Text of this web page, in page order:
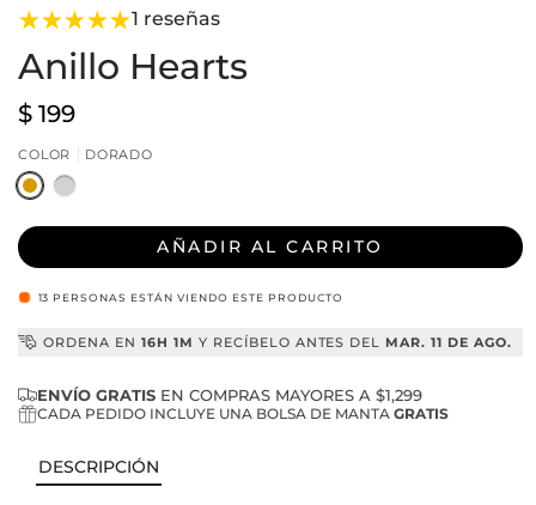
elemento
multimedia
en
una
ventana
modal
1 reseñas
Anillo Hearts
Precio
$ 199
COLOR DORADO
AÑADIR AL CARRITO
13 PERSONAS ESTÁN VIENDO ESTE PRODUCTO
ORDENA EN 16H 1M Y RECÍBELO ANTES DEL MAR. 11 DE AGO.
ENVÍO GRATIS EN COMPRAS MAYORES A $1,299
CADA PEDIDO INCLUYE UNA BOLSA DE MANTAGRATIS
DESCRIPCIÓN